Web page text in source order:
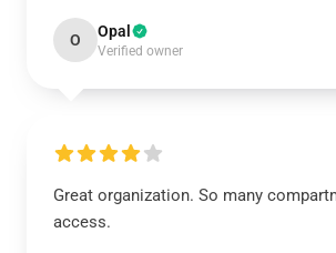
O Opal
Verified owner
Great organization. So many
access.